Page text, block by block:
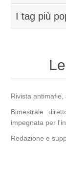
I tag più
Rivista antimafie,
Bimestrale
impegnata per
Redazione e